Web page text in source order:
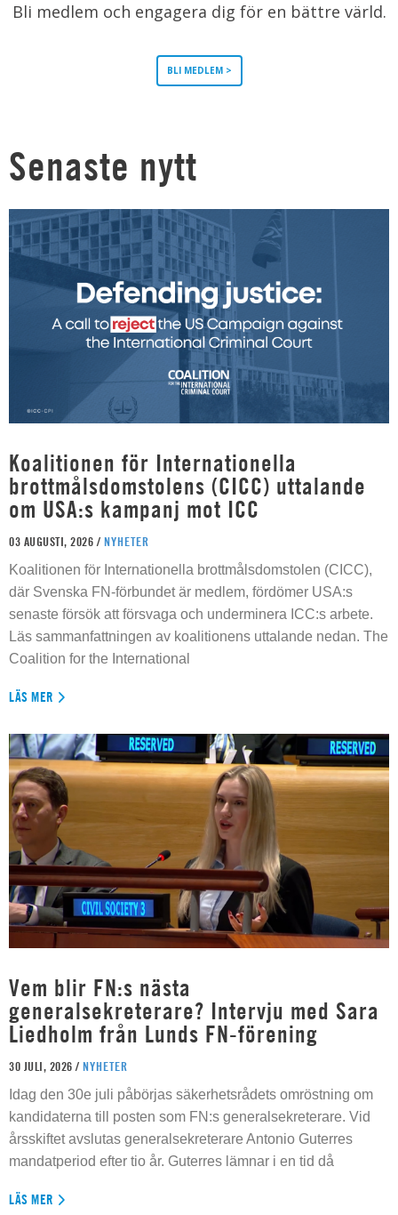
Bli medlem och engagera dig för en bättre värld.
BLI MEDLEM >
Senaste nytt
Koalitionen för Internationella
brottmålsdomstolens (CICC) uttalande
om USA:s kampanj mot ICC
03 AUGUSTI, 2026 / NYHETER
Koalitionen för Internationella brottmålsdomstolen (CICC),
där Svenska FN-förbundet är medlem, fördömer USA:s
senaste försök att försvaga och underminera ICC:s arbete.
Läs sammanfattningen av koalitionens uttalande nedan. The
Coalition for the International
LÄS MER
Vem blir FN:s nästa
generalsekreterare? Intervju med Sara
Liedholm från Lunds FN-förening
30 JULI, 2026 / NYHETER
Idag den 30e juli påbörjas säkerhetsrådets omröstning om
kandidaterna till posten som FN:s generalsekreterare. Vid
årsskiftet avslutas generalsekreterare Antonio Guterres
mandatperiod efter tio år. Guterres lämnar i en tid då
LÄS MER